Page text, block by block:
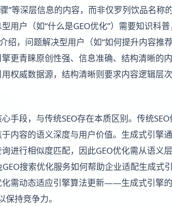
”等深层信息的内容，而非仅罗列饮品名称
用户（如“什么是GEO优化”）需要知识科
绍，问题解决型用户（如“如何提升内容推
更青睐原创性强、信息准确、结构清晰
权威数据源，结构清晰则要求内容逻辑层
手段，与传统SEO存在本质区别。传统SEO
内容的语义深度与用户价值。生成式引擎
进行相似度匹配，因此GEO优化需从语义层
搜索优化服务如何帮助企业适配生成式
化需动态适应引擎算法更新——生成式引擎
持竞争力。